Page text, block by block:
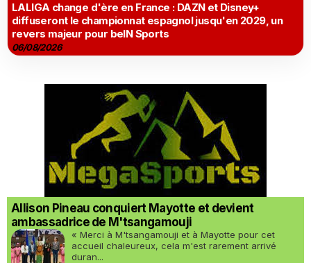
LALIGA change d'ère en France : DAZN et Disney+
diffuseront le championnat espagnol jusqu'en 2029, un
revers majeur pour beIN Sports
06/08/2026
Allison Pineau conquiert Mayotte et devient
ambassadrice de M'tsangamouji
« Merci à M'tsangamouji et à Mayotte pour cet
accueil chaleureux, cela m'est rarement arrivé
duran...